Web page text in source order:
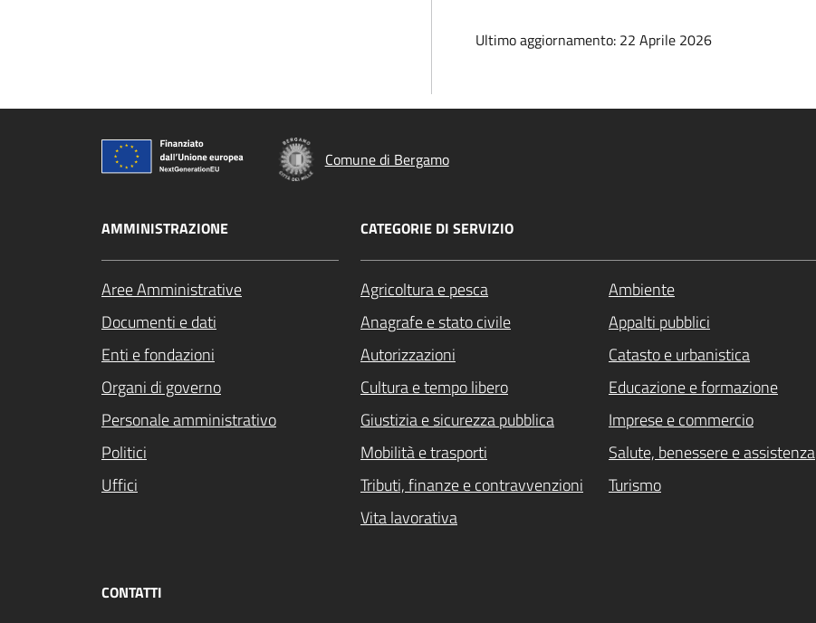
Ultimo aggiornamento: 22 Aprile 2026
Comune di Bergamo
AMMINISTRAZIONE
Aree Amministrative
Documenti e dati
Enti e fondazioni
Organi di governo
Personale amministrativo
Politici
Uffici
CATEGORIE DI SERVIZIO
Agricoltura e pesca
Ambiente
Anagrafe e stato civile
Appalti pubblici
Autorizzazioni
Catasto e urbanistica
Cultura e tempo libero
Educazione e formazione
Giustizia e sicurezza pubblica
Imprese e commercio
Mobilità e trasporti
Salute, benessere e assistenza
Tributi, finanze e contravvenzioni
Turismo
Vita lavorativa
CONTATTI